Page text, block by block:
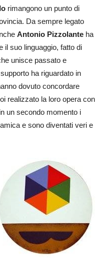
rimangono un punto di
Da sempre legato
Antonio Pizzolante ha
il suo linguaggio, fatto di
unisce passato e
ha riguardato in
dovuto concordare
realizzato la loro opera con
un secondo momento i
e sono diventati veri e